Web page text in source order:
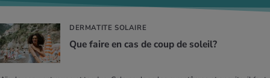
DERMATITE SOLAIRE
Que faire en cas de coup de soleil?